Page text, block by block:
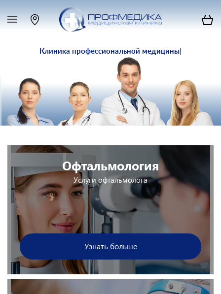
Клиника профессиональной медицины
Офтальмология
Услуги офтальмолога
Узнать больше